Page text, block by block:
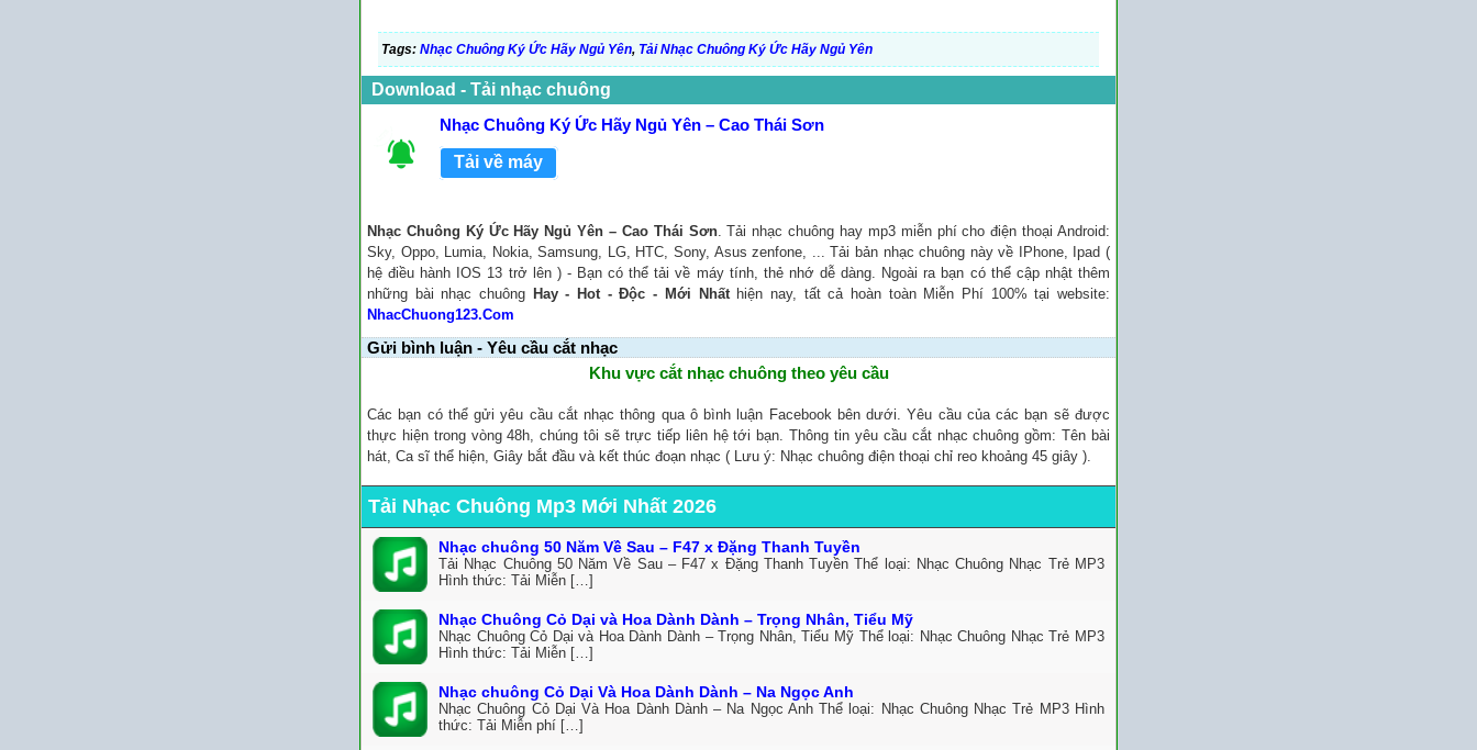
Tags: Nhạc Chuông Ký Ức Hãy Ngủ Yên, Tải Nhạc Chuông Ký Ức Hãy Ngủ Yên
Download - Tải nhạc chuông
Nhạc Chuông Ký Ức Hãy Ngủ Yên – Cao Thái Sơn
Tải về máy
Nhạc Chuông Ký Ức Hãy Ngủ Yên – Cao Thái Sơn. Tải nhạc chuông hay mp3 miễn phí cho điện thoại Android:
Sky, Oppo, Lumia, Nokia, Samsung, LG, HTC, Sony, Asus zenfone, ... Tải bản nhạc chuông này về IPhone, Ipad (
hệ điều hành IOS 13 trở lên ) - Bạn có thể tải về máy tính, thẻ nhớ dễ dàng. Ngoài ra bạn có thể cập nhật thêm
những bài nhạc chuông Hay - Hot - Độc - Mới Nhấthiện nay, tất cả hoàn toàn Miễn Phí 100% tại website:
NhacChuong123.Com
Gửi bình luận - Yêu cầu cắt nhạc
Khu vực cắt nhạc chuông theo yêu cầu
Các bạn có thể gửi yêu cầu cắt nhạc thông qua ô bình luận Facebook bên dưới. Yêu cầu của các bạn sẽ được
thực hiện trong vòng 48h, chúng tôi sẽ trực tiếp liên hệ tới bạn. Thông tin yêu cầu cắt nhạc chuông gồm: Tên bài
hát, Ca sĩ thể hiện, Giây bắt đầu và kết thúc đoạn nhạc ( Lưu ý: Nhạc chuông điện thoại chỉ reo khoảng 45 giây ).
Tải Nhạc Chuông Mp3 Mới Nhất 2026
Nhạc chuông 50 Năm Về Sau – F47 x Đặng Thanh Tuyền
Tải Nhạc Chuông 50 Năm Về Sau – F47 x Đặng Thanh Tuyền Thể loại: Nhạc Chuông Nhạc Trẻ MP3
Hình thức: Tải Miễn […]
Nhạc Chuông Cỏ Dại và Hoa Dành Dành – Trọng Nhân, Tiểu Mỹ
Nhạc Chuông Cỏ Dại và Hoa Dành Dành – Trọng Nhân, Tiểu Mỹ Thể loại: Nhạc Chuông Nhạc Trẻ MP3
Hình thức: Tải Miễn […]
Nhạc chuông Cỏ Dại Và Hoa Dành Dành – Na Ngọc Anh
Nhạc Chuông Cỏ Dại Và Hoa Dành Dành – Na Ngọc Anh Thể loại: Nhạc Chuông Nhạc Trẻ MP3 Hình
thức: Tải Miễn phí […]